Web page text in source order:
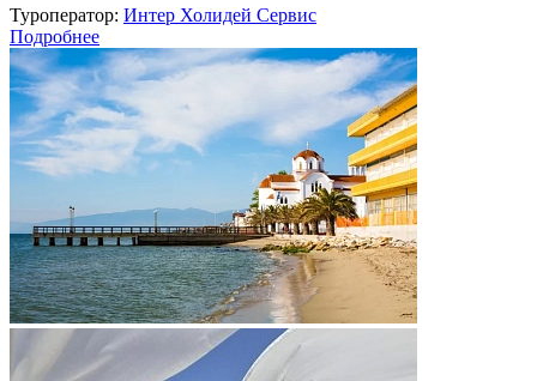
Туроператор: Интер Холидей Сервис
Подробнее